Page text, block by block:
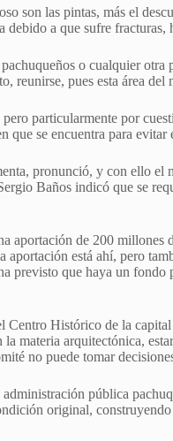
son las pintas, más el
debido a que sufre
o cualquier otra
reunirse, pues esta área
particularmente por
que se encuentra para
pronunció, y con ello el
Baños indicó que se
aportación de 200 millones
aportación está ahí, pero
previsto que haya un
Histórico de la
materia arquitectónica,
no puede tomar
pública
original,